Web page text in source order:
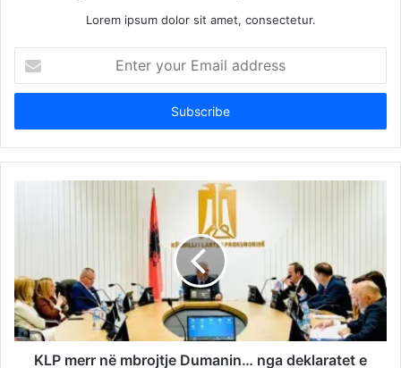
Lorem ipsum dolor sit amet, consectetur.
your
Email
KLP merr në mbrojtje Dumanin… nga deklaratet e